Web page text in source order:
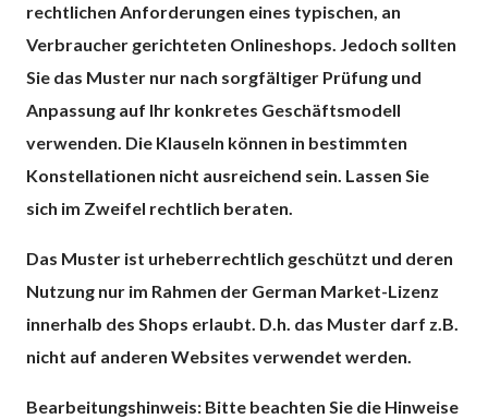
rechtlichen Anforderungen eines typischen, an
Verbraucher gerichteten Onlineshops. Jedoch sollten
Sie das Muster nur nach sorgfältiger Prüfung und
Anpassung auf Ihr konkretes Geschäftsmodell
verwenden. Die Klauseln können in bestimmten
Konstellationen nicht ausreichend sein. Lassen Sie
sich im Zweifel rechtlich beraten.
Das Muster ist urheberrechtlich geschützt und deren
Nutzung nur im Rahmen der German Market-Lizenz
innerhalb des Shops erlaubt. D.h. das Muster darf z.B.
nicht auf anderen Websites verwendet werden.
Bearbeitungshinweis: Bitte beachten Sie die Hinweise